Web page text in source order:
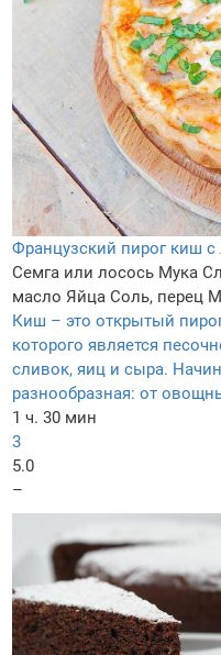
Французский пирог киш с
Семга или лосось Мука
масло Яйца Соль, перец
Киш – это открытый
которого является
сливок, яиц и сыра.
разнообразная: от
1 ч. 30 мин
3
5.0
–